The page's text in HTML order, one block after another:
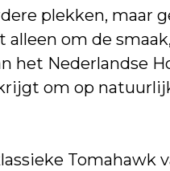
plekken, maar
om de
het Nederlandse
om op
Tomahawk